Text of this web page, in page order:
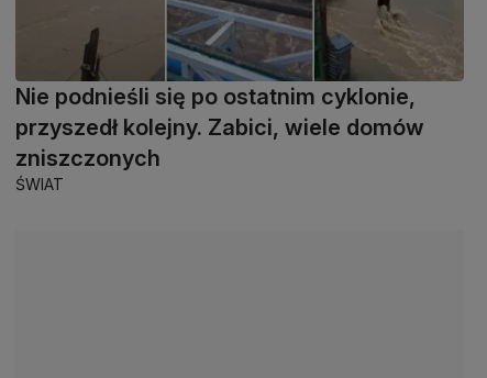
Nie podnieśli się po ostatnim cyklonie,
przyszedł kolejny. Zabici, wiele domów
zniszczonych
ŚWIAT